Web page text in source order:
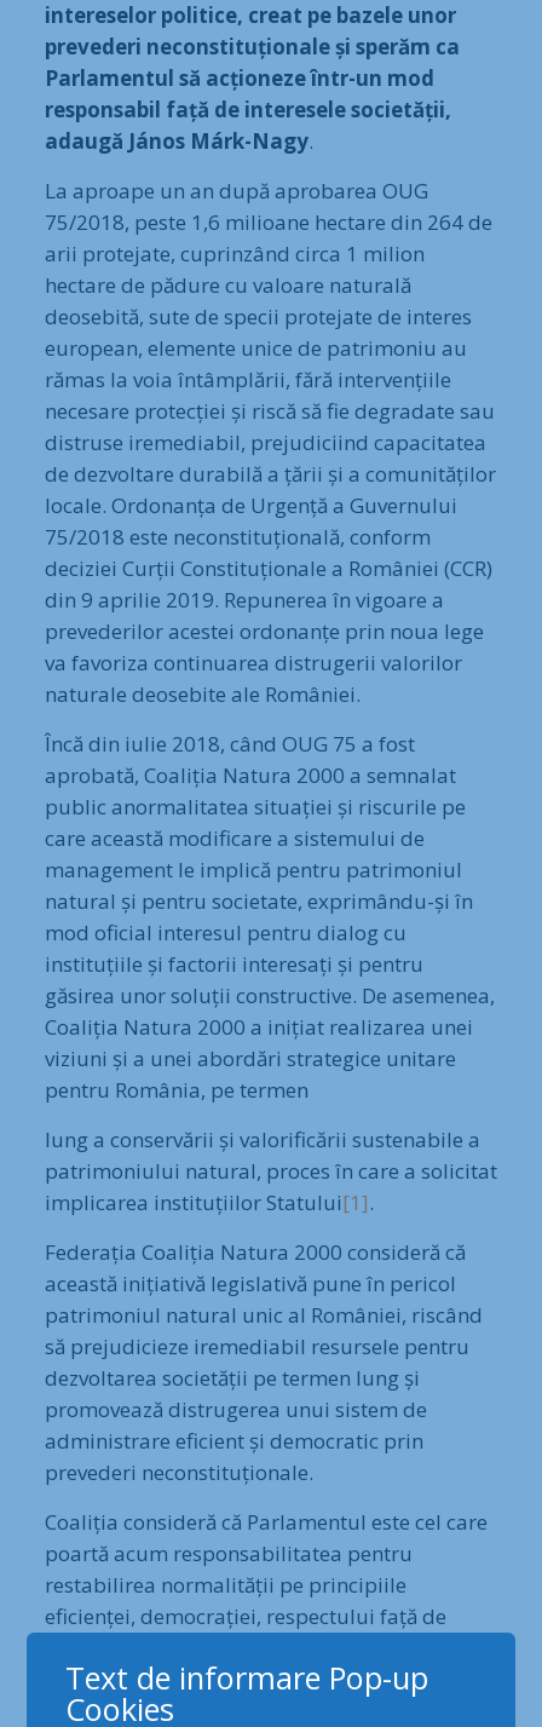
intereselor politice, creat pe bazele unor
prevederi neconstituționale și sperăm ca
Parlamentul să acționeze într-un mod
responsabil față de interesele societății,
adaugă János Márk-Nagy.
La aproape un an după aprobarea OUG
75/2018, peste 1,6 milioane hectare din 264 de
arii protejate, cuprinzând circa 1 milion
hectare de pădure cu valoare naturală
deosebită, sute de specii protejate de interes
european, elemente unice de patrimoniu au
rămas la voia întâmplării, fără intervențiile
necesare protecției și riscă să fie degradate sau
distruse iremediabil, prejudiciind capacitatea
de dezvoltare durabilă a țării și a comunităților
locale. Ordonanța de Urgență a Guvernului
75/2018 este neconstituțională, conform
deciziei Curții Constituționale a României (CCR)
din 9 aprilie 2019. Repunerea în vigoare a
prevederilor acestei ordonanțe prin noua lege
va favoriza continuarea distrugerii valorilor
naturale deosebite ale României.
Încă din iulie 2018, când OUG 75 a fost
aprobată, Coaliția Natura 2000 a semnalat
public anormalitatea situației și riscurile pe
care această modificare a sistemului de
management le implică pentru patrimoniul
natural și pentru societate, exprimându-și în
mod oficial interesul pentru dialog cu
instituțiile și factorii interesați și pentru
găsirea unor soluții constructive. De asemenea,
Coaliția Natura 2000 a inițiat realizarea unei
viziuni și a unei abordări strategice unitare
pentru România, pe termen
lung a conservării și valorificării sustenabile a
patrimoniului natural, proces în care a solicitat
implicarea instituțiilor Statului[1].
Federația Coaliția Natura 2000 consideră că
această inițiativă legislativă pune în pericol
patrimoniul natural unic al României, riscând
să prejudicieze iremediabil resursele pentru
dezvoltarea societății pe termen lung și
promovează distrugerea unui sistem de
administrare eficient și democratic prin
prevederi neconstituționale.
Coaliția consideră că Parlamentul este cel care
poartă acum responsabilitatea pentru
restabilirea normalității pe principiile
eficienței, democrației, respectului față de
acum sarcina să responsabilizeze instituțiile
Statului să acționeze în interesul comunităților
Text de informare Pop-up
Cookies